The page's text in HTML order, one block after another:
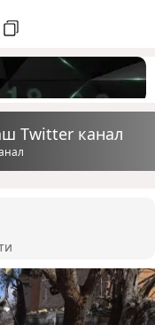
Twitter канал